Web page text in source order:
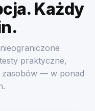
Każdy
praktyczne,
zasobów — w ponad